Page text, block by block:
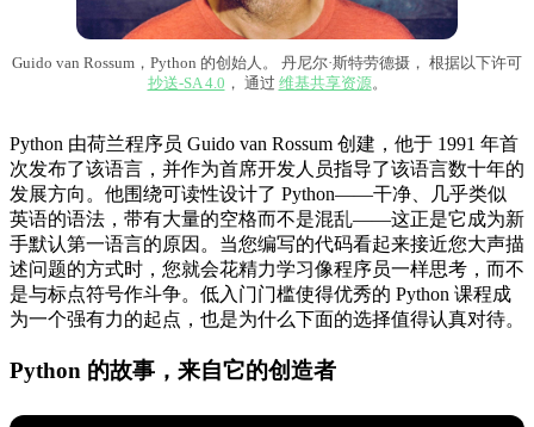
Guido van Rossum，Python 的创始人。 丹尼尔·斯特劳德摄， 根据以下许可
抄送-SA 4.0 ， 通过 维基共享资源。
Python 由荷兰程序员 Guido van Rossum 创建，他于 1991 年首
次发布了该语言，并作为首席开发人员指导了该语言数十年的
发展方向。他围绕可读性设计了 Python——干净、几乎类似
英语的语法，带有大量的空格而不是混乱——这正是它成为新
手默认第一语言的原因。当您编写的代码看起来接近您大声描
述问题的方式时，您就会花精力学习像程序员一样思考，而不
是与标点符号作斗争。低入门门槛使得优秀的 Python 课程成
为一个强有力的起点，也是为什么下面的选择值得认真对待。
Python 的故事，来自它的创造者